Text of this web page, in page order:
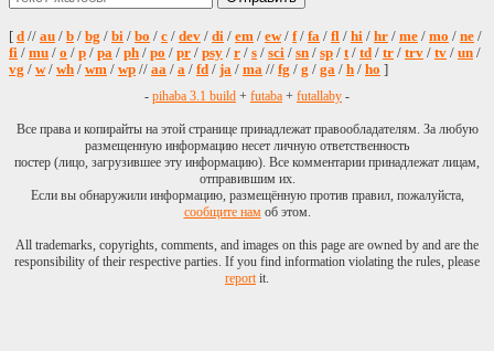
[ d // au / b / bg / bi / bo / c / dev / di / em / ew/ f/ fa / fl / hi / hr / me / mo / ne /
fi / mu / o / p / pa / ph / po / pr / psy / r / s / sci / sn / sp / t/ td / tr / trv / tv / un /
vg / w/ wh / wm / wp // aa / a / fd / ja / ma // fg / g / ga / h / ho ]
- pihaba 3.1 build + futaba + futallaby -
Все права и копирайты на этой странице принадлежат правообладателям. За любую
размещенную информацию несет личную ответственность
постер (лицо, загрузившее эту информацию). Все комментарии принадлежат лицам,
отправившим их.
Если вы обнаружили информацию, размещённую против правил, пожалуйста,
сообщите намоб этом.
All trademarks, copyrights, comments, and images on this page are owned by and are the
responsibility of their respective parties. If you find information violating the rules, please
reportit.